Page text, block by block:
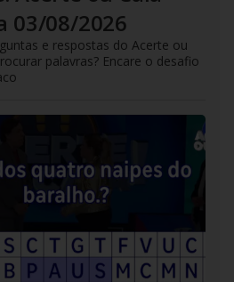
03/08/2026
e respostas do Acerte ou
palavras? Encare o desafio